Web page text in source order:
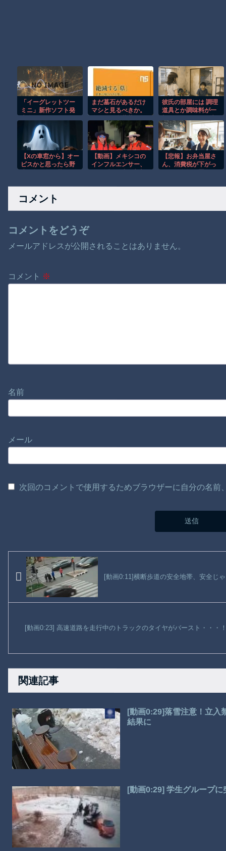
「イーグレットツー
ミニ」新作ソフト発
信へ！
まだ墓石があるだけ
マシと見るべきか。
彼氏の部屋には 調理
道具とか調味料が一
通機関を使って自分
で全て持って行っ
た。
【Xの車窓から】オー
ビスかと思ったら野
【動画】メキシコの
インフルエンサー、
【悲報】お弁当屋さ
ん、消費税が下がっ
コメント
コメントをどうぞ
メールアドレスが公開されることはありません。
コメント ※
名前
メール
次回のコメントで使用するためブラウザーに自分の名
[動画0:11]横断歩道の安全地帯、安全じ
[動画0:23] 高速道路を走行中のトラックのタイヤがバースト・・・
関連記事
[動画0:29]落雪注意！立入
結果に
[動画0:29] 学生グループ